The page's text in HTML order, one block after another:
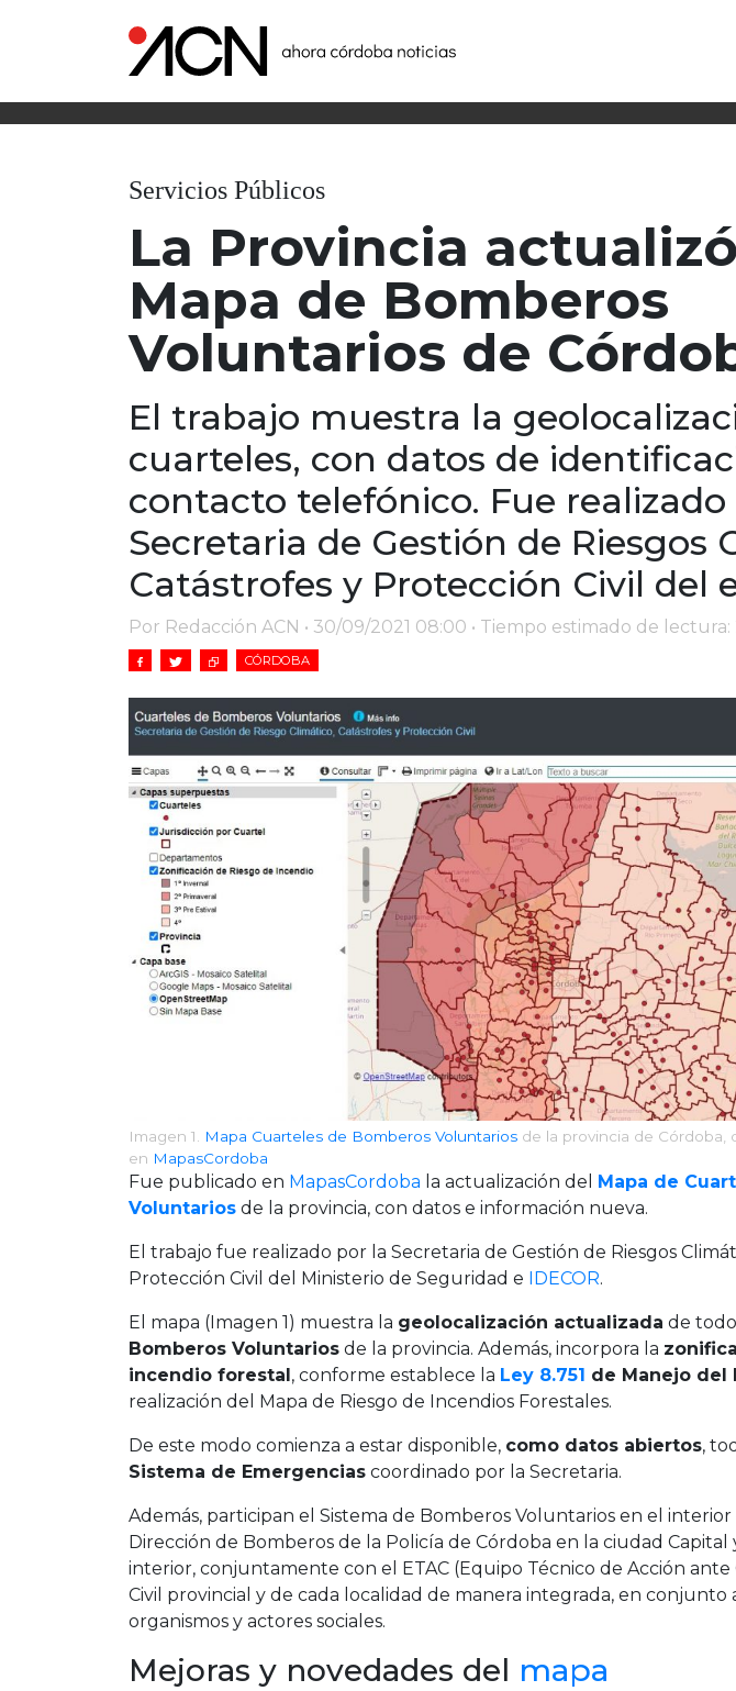
Servicios Públicos
La Provincia
Mapa de Bomberos
Voluntarios de
El trabajo muestra la
cuarteles, con datos de
contacto telefónico. Fue realizado
Secretaria de Gestión de Riesgos
Catástrofes y Protección Civil del
Por Redacción ACN • 30/09/2021 08:00 • Tiempo estimado de
CÓRDOBA
Imagen 1. Mapa Cuarteles de Bomberos Voluntarios de la provincia de Córdoba,
en MapasCordoba
Fue publicado en MapasCordoba la actualización del
Mapa de
Voluntarios de la provincia, con datos e información nueva.
El trabajo fue realizado por la Secretaria de Gestión de Riesgos
Protección Civil del Ministerio de Seguridad e
IDECOR.
El mapa (Imagen 1) muestra la geolocalización actualizada de
Bomberos Voluntarios de la provincia. Además, incorpora la
incendio forestal , conforme establece la Ley 8.751 de Manejo del
realización del Mapa de Riesgo de Incendios Forestales.
De este modo comienza a estar disponible, como datos abiertos,
Sistema de Emergencias coordinado por la Secretaria.
Además, participan el Sistema de Bomberos Voluntarios en el interior
Dirección de Bomberos de la Policía de Córdoba en la ciudad Capital
interior, conjuntamente con el ETAC (Equipo Técnico de Acción ante
Civil provincial y de cada localidad de manera integrada, en conjunto
organismos y actores sociales.
Mejoras y novedades del mapa